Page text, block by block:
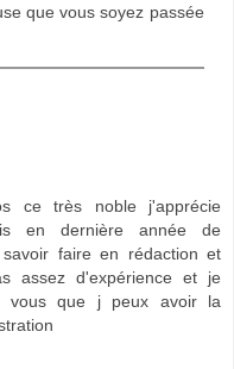
que vous soyez passée
ce très noble j'apprécie
en dernière année de
faire en rédaction et
assez d'expérience et je
vous que j peux avoir la